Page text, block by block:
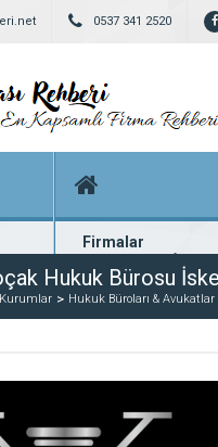
0537 341 2520
Firmalar
Yüzlerce kayıtlı firma
Hukuk Bürosu
Hukuk Büroları & Avukatlar